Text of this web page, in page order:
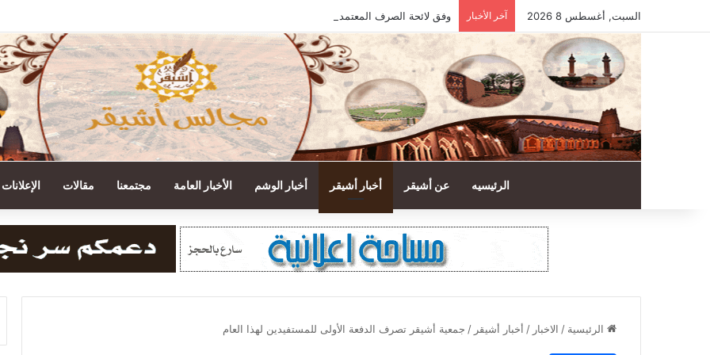
السبت, أغسطس 8 2026 آخر الأخبار وفق لائحة الصرف المعتمدة.. جمعية أشيقر تودع مستحقات الزكاة في حسابات المستفيدين
الرئيسيه عن أشيقر أخبار أشيقر أخبار الوشم الأخبار العامة مجتمعنا مقالات الإعلانات
الرئيسية / الاخبار / أخبار أشيقر / جمعية أشيقر تصرف الدفعة الأولى للمستفيدين لهذا العام